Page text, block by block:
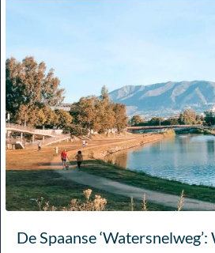
De Spaanse ‘Watersnelweg’: